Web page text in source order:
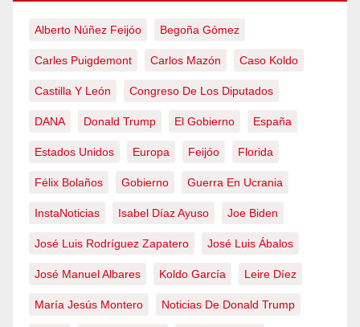
Alberto Núñez Feijóo Begoña Gómez
Carles Puigdemont Carlos Mazón Caso Koldo
Castilla Y León Congreso De Los Diputados
DANA Donald Trump El Gobierno España
Estados Unidos Europa Feijóo Florida
Félix Bolaños Gobierno Guerra En Ucrania
InstaNoticias Isabel Díaz Ayuso Joe Biden
José Luis Rodríguez Zapatero José Luis Ábalos
José Manuel Albares Koldo García Leire Díez
María Jesús Montero Noticias De Donald Trump